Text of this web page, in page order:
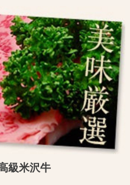
ゆえに稲わらが豊富にあり米
生産農家の愛情と長い伝統に培
肉質と風味豊かな米沢牛が生産
級米沢牛